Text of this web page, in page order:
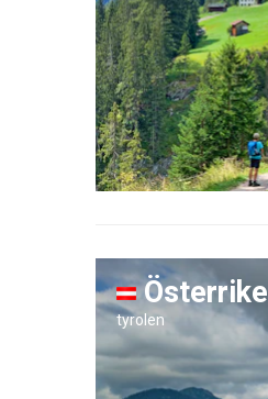
Österrike
tyrolen